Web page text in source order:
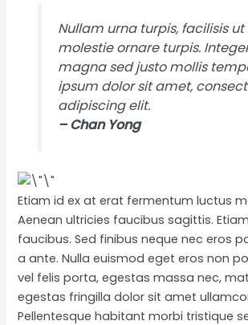
Nullam urna turpis, facilisis ut
molestie ornare turpis.
magna sed justo mollis
ipsum dolor sit amet,
adipiscing elit.
– Chan Yong
Etiam id ex at erat fermentum luctus
Aenean ultricies faucibus sagittis.
faucibus. Sed finibus neque nec eros
a ante. Nulla euismod eget eros non
vel felis porta, egestas massa nec,
egestas fringilla dolor sit amet
Pellentesque habitant morbi tristique